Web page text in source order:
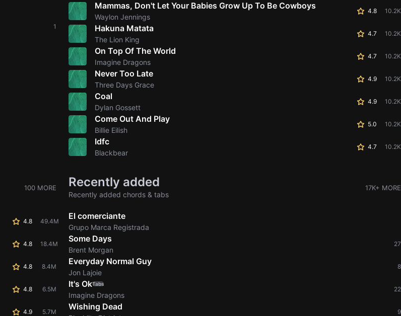
1
Mammas, Don't Let Your Babies Grow Up To Be Cowboys
Waylon Jennings
4.8 10.2K
Hakuna Matata
The Lion King
4.7 10.2K
On Top Of The World
Imagine Dragons
4.7 10.2K
Never Too Late
Three Days Grace
4.9 10.2K
Coal
Dylan Gossett
4.9 10.2K
Come Out And Play
Billie Eilish
5.0 10.2K
Idfc
Blackbear
4.7 10.2K
100 MORE
4.8 49.4M
4.8 18.4M
4.8 8.4M
4.8 6.5M
4.9 5.7M
Recently added
Recently added chords & tabs
17K+ MORE
El comerciante
Grupo Marca Registrada
Some Days
Brent Morgan
27
Everyday Normal Guy
Jon Lajoie
8
It's OkTabs
Imagine Dragons
22
Wishing Dead 9